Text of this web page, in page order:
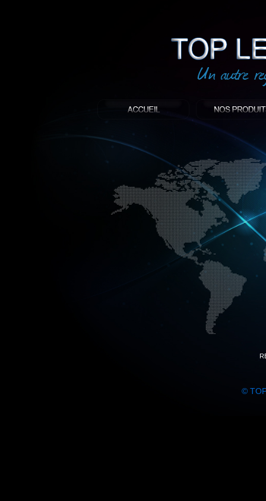
©
: Top led world
Produit décoratif led
Objet publicitaire led
éclairage blanc led
Enseigne publicitaire
Fabriquant et distributeur français
gamme à base de LED.
led, Topledworld, top led world, top
économie énergie, edf, lumière,